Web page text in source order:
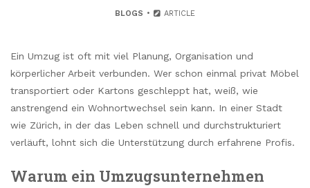
BLOGS ARTICLE
Ein Umzug ist oft mit viel Planung, Organisation und
körperlicher Arbeit verbunden. Wer schon einmal privat Möbel
transportiert oder Kartons geschleppt hat, weiß, wie
anstrengend ein Wohnortwechsel sein kann. In einer Stadt
wie Zürich, in der das Leben schnell und durchstrukturiert
verläuft, lohnt sich die Unterstützung durch erfahrene Profis.
Warum ein Umzugsunternehmen